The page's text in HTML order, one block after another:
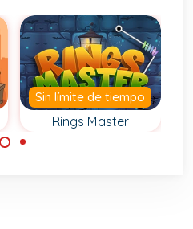
Rings Master
Sin límite de tiempo